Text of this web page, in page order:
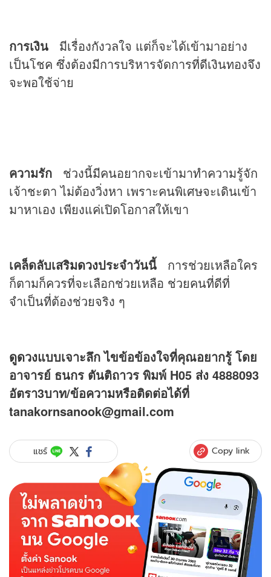
การเงิน มีเรื่องกังวลใจ แต่ก็จะได้เข้ามาอย่าง
เป็นโชค ซึ่งต้องมีการบริหารจัดการที่ดีเงินทองจึง
จะพอใช้จ่าย
ความรัก ช่วงนี้มีคนอยากจะเข้ามาทำความรู้จัก
เจ้าชะตา ไม่ต้องวิ่งหา เพราะคนพิเศษจะเดินเข้า
มาหาเอง เพียงแค่เปิดโอกาสให้เขา
เคล็ดลับเสริมดวงประจำวันนี้ การช่วยเหลือใคร
ก็ตามก็ควรที่จะเลือกช่วยเหลือ ช่วยคนที่ดีที่
จำเป็นที่ต้องช่วยจริง ๆ
ดูดวงแบบเจาะลึก ไขข้อข้องใจที่คุณอยากรู้ โดย
อาจารย์ ธนกร ตันติถาวร พิมพ์ H05 ส่ง 4888093
อัตรา3บาท/ข้อความหรือติดต่อได้ที่
tanakornsanook@gmail.com
แชร์ Copy link